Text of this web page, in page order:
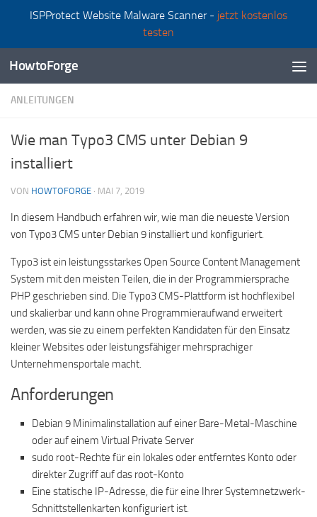
ISPProtect Website Malware Scanner - jetzt kostenlos
testen
Zum Inhalt springen
HowtoForge
ANLEITUNGEN
Wie man Typo3 CMS unter Debian 9
installiert
VON HOWTOFORGE · MAI 7, 2019
In diesem Handbuch erfahren wir, wie man die neueste Version
von Typo3 CMS unter Debian 9 installiert und konfiguriert.
Typo3 ist ein leistungsstarkes Open Source Content Management
System mit den meisten Teilen, die in der Programmiersprache
PHP geschrieben sind. Die Typo3 CMS-Plattform ist hochflexibel
und skalierbar und kann ohne Programmieraufwand erweitert
werden, was sie zu einem perfekten Kandidaten für den Einsatz
kleiner Websites oder leistungsfähiger mehrsprachiger
Unternehmensportale macht.
Anforderungen
Debian 9 Minimalinstallation auf einer Bare-Metal-Maschine
oder auf einem Virtual Private Server
sudo root-Rechte für ein lokales oder entferntes Konto oder
direkter Zugriff auf das root-Konto
Eine statische IP-Adresse, die für eine Ihrer Systemnetzwerk-
Schnittstellenkarten konfiguriert ist.